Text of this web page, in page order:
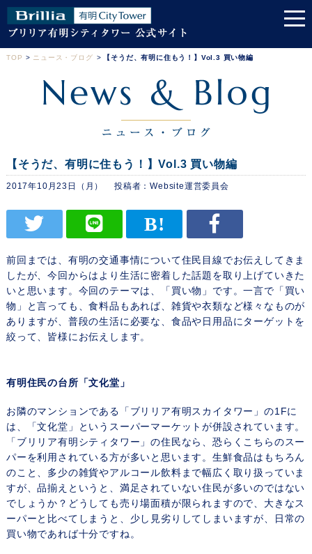
TOP > ニュース・ブログ > 【そうだ、有明に住もう！】Vol.3 買い物編
【そうだ、有明に住もう！】Vol.3 買い物編
2017年10月23日（月） Website運営委員会
前回までは、有明の交通事情について住民目線でお伝えしてきま
したが、今回からはより生活に密着した話題を取り上げていきた
いと思います。今回のテーマは、「買い物」です。一言で「買い
物」と言っても、食料品もあれば、雑貨や衣類など様々なものが
ありますが、普段の生活に必要な、食品や日用品にターゲットを
絞って、皆様にお伝えします。
有明住民の台所「文化堂」
お隣のマンションである「ブリリア有明スカイタワー」の1Fに
は、「文化堂」というスーパーマーケットが併設されています。
「ブリリア有明シティタワー」の住民なら、恐らくこちらのスー
パーを利用されている方が多いと思います。生鮮食品はもちろん
のこと、多少の雑貨やアルコール飲料まで幅広く取り扱っていま
すが、品揃えというと、満足されていない住民が多いのではない
でしょうか？どうしても売り場面積が限られますので、大きなス
ーパーと比べてしまうと、少し見劣りしてしまいますが、日常の
買い物であれば十分ですね。